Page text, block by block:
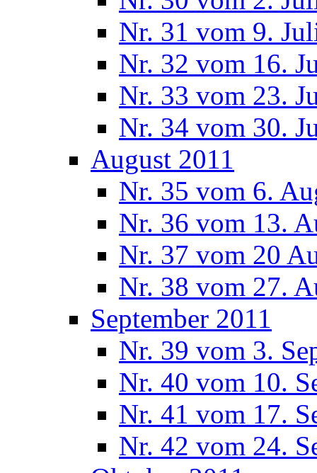
Nr. 31 vom 9.
Nr. 32 vom 16.
Nr. 33 vom 23.
Nr. 34 vom 30.
August 2011
Nr. 35 vom 6.
Nr. 36 vom 13.
Nr. 37 vom 20
Nr. 38 vom 27.
September 2011
Nr. 39 vom 3.
Nr. 40 vom 10.
Nr. 41 vom 17.
Nr. 42 vom 24.